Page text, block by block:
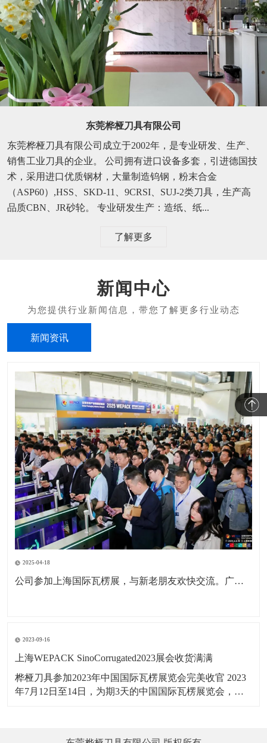
东莞桦桠刀具有限公司
东莞桦桠刀具有限公司成立于2002年，是专业研发、生产、
销售工业刀具的企业。 公司拥有进口设备多套，引进德国技
术，采用进口优质钢材，大量制造钨钢，粉末合金
（ASP60）,HSS、SKD-11、9CRSI、SUJ-2类刀具，生产高
品质CBN、JR砂轮。 专业研发生产：造纸、纸...
了解更多
新闻中心
新闻资讯
2025-04-18
公司参加上海国际瓦楞展，与新老朋友欢快交流。广东包协纸委会领导亲临现场参观。本次展会为公司深耕国内市场，拓展海外市场，更前进了一步。
2023-09-16
上海WEPACK SinoCorrugated2023展会收货满满
桦桠刀具参加2023年中国国际瓦楞展览会完美收官 2023
年7月12日至14日，为期3天的中国国际瓦楞展览会，在